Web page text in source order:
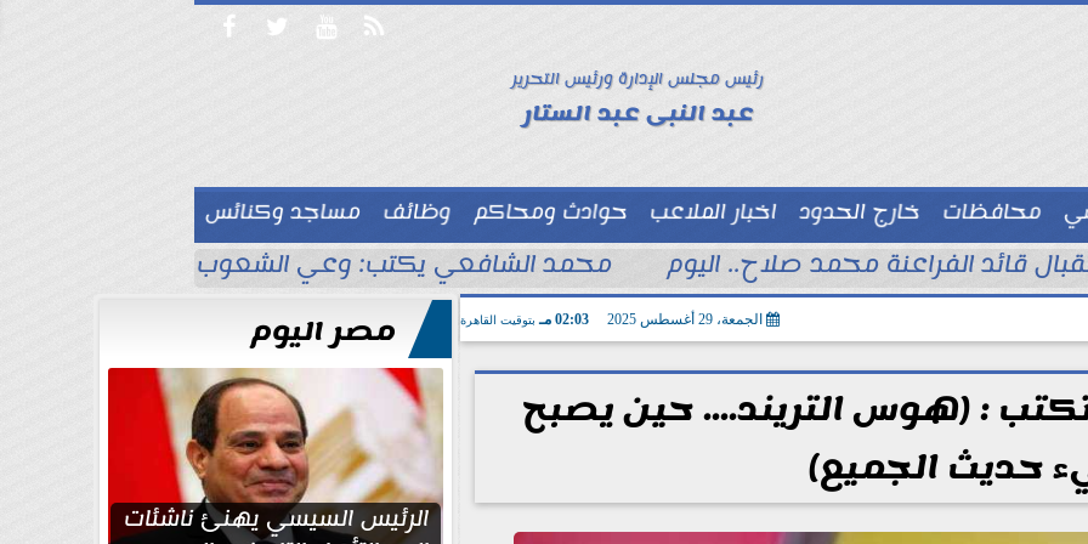
   
رئيس مجلس الإدارة ورئيس التحرير
عبد النبى عبد الستار
محافظات خارج الحدود اخبار الملاعب حوادث ومحاكم وظائف
مساجد وكنائس
توك شو  قائد الفراعنة محمد صلاح.. اليوم محمد الشافعي يكتب: وعي الشعوب لا يُقاس
الجمعة، 29 أغسطس 2025 02:03 مـ بتوقيت القاهرة
: (هوس التريند.... حين يصبح
حديث الجميع)
مصر اليوم
الرئيس السيسي يهنئ ناشئات